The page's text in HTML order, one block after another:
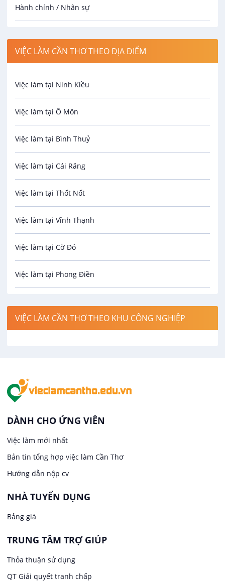
Hành chính / Nhân sự
Spa
Bảo Vệ
An toàn lao động
Bảo hiểm
Biên phiên dịch
Bưu chính viễn thông
Cơ khí
Công nghệ sinh học
Công nghệ thực phẩm
Điện / Điện tử / Điện lạnh
Hàng hải / Hàng không
In ấn / Xuất bản
Kế toán
Lái xe
Lao Động Phổ Thông
Lễ tân
May mặc
Ngân hàng
VIỆC LÀM CẦN THƠ THEO ĐỊA ĐIỂM
Việc làm tại Ninh Kiều
Việc làm tại Ô Môn
Việc làm tại Bình Thuỷ
Việc làm tại Cái Răng
Việc làm tại Thốt Nốt
Việc làm tại Vĩnh Thạnh
Việc làm tại Cờ Đỏ
Việc làm tại Phong Điền
Việc làm tại Cái Khế
Việc làm tại An Bình
Việc làm tại Long Tuyền
Việc làm tại Hưng Phú
Việc làm tại Phước Thới
Việc làm tại Thới Long
Việc làm tại Trung Nhất
Việc làm tại Thuận Hưng
VIỆC LÀM CẦN THƠ THEO KHU CÔNG NGHIỆP
DÀNH CHO ỨNG VIÊN
Việc làm mới nhất
Bản tin tổng hợp việc làm Cần Thơ
Hướng dẫn nộp cv
NHÀ TUYỂN DỤNG
Bảng giá
TRUNG TÂM TRỢ GIÚP
Thỏa thuận sử dụng
QT Giải quyết tranh chấp